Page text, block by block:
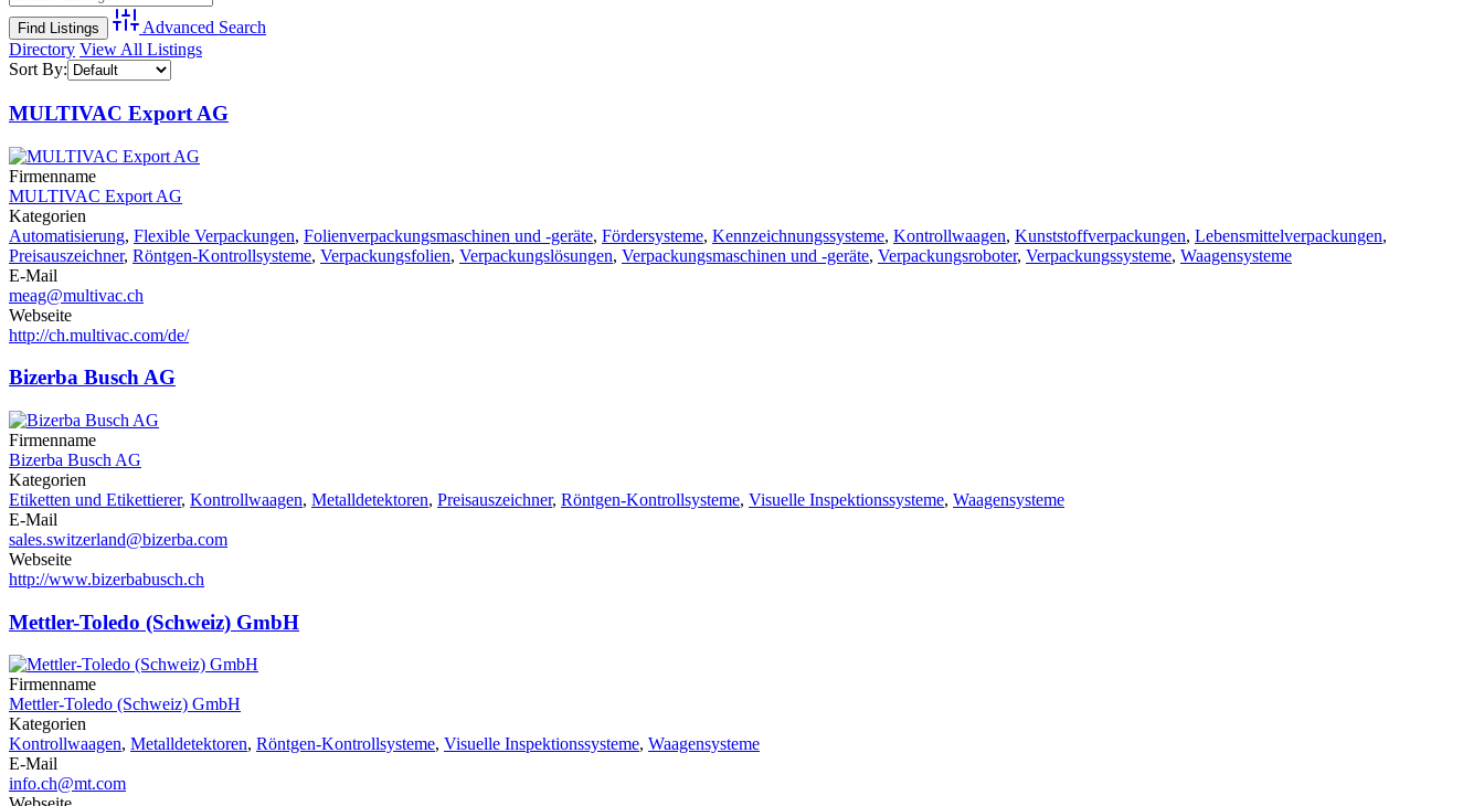
Advanced Search
Directory View All Listings
Sort By:
MULTIVAC Export AG
Firmenname
MULTIVAC Export AG
Kategorien
Automatisierung, Flexible Verpackungen, Folienverpackungsmaschinen und -geräte, Fördersysteme, Kennzeichnungssysteme, Kontrollwaagen, Kunststoffverpackungen, Lebensmittelverpackungen,
Preisauszeichner, Röntgen-Kontrollsysteme, Verpackungsfolien, Verpackungslösungen, Verpackungsmaschinen und -geräte, Verpackungsroboter, Verpackungssysteme, Waagensysteme
E-Mail
meag@multivac.ch
Webseite
http://ch.multivac.com/de/
Bizerba Busch AG
Firmenname
Bizerba Busch AG
Kategorien
Etiketten und Etikettierer, Kontrollwaagen, Metalldetektoren, Preisauszeichner, Röntgen-Kontrollsysteme, Visuelle Inspektionssysteme, Waagensysteme
E-Mail
sales.switzerland@bizerba.com
Webseite
http://www.bizerbabusch.ch
Mettler-Toledo (Schweiz) GmbH
Firmenname
Mettler-Toledo (Schweiz) GmbH
Kategorien
Kontrollwaagen, Metalldetektoren, Röntgen-Kontrollsysteme, Visuelle Inspektionssysteme, Waagensysteme
E-Mail
info.ch@mt.com